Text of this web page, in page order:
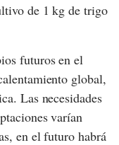
de 1 kg de trigo
futuros en el
global,
Las necesidades
varían
en el futuro habrá